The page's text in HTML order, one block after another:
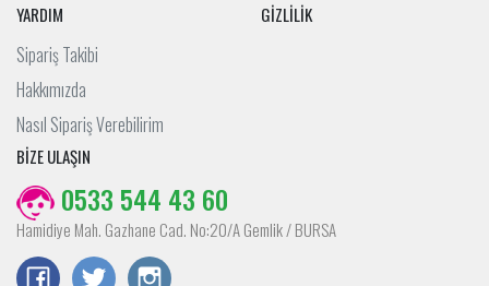
YARDIM
Sipariş Takibi
Hakkımızda
Nasıl Sipariş Verebilirim
GİZLİLİK
BİZE ULAŞIN
0533 544 43 60
Hamidiye Mah. Gazhane Cad. No:20/A Gemlik / BURSA